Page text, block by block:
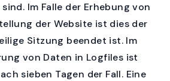
Im Falle der Erhebung von
der Website ist dies der
Sitzung beendet ist. Im
von Daten in Logfiles ist
sieben Tagen der Fall. Eine